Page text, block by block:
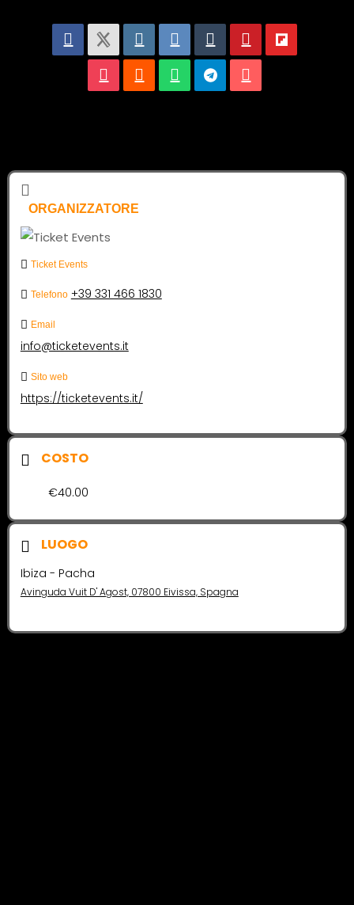
ORGANIZZATORE
Ticket Events
Telefono +39 331 466 1830
Email
info@ticketevents.it
Sito web
https://ticketevents.it/
COSTO
€40.00
LUOGO
Ibiza - Pacha
Avinguda Vuit D' Agost, 07800 Eivissa, Spagna